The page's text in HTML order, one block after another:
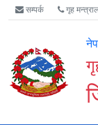
Accessibility
Mode
गर्नुहोस्
मुख्य
सामाग्री
मुख्य
नेभिगेसन
वेबसाइट
खोजमा
सम्पर्क गृह